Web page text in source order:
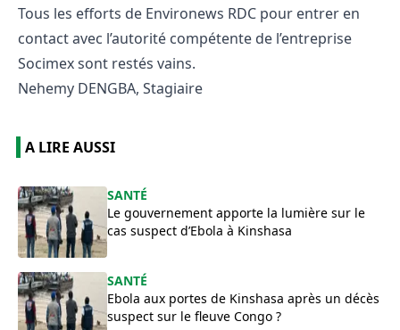
​Tous les efforts de Environews RDC pour entrer en
contact avec l’autorité compétente de l’entreprise
Socimex sont restés vains.
Nehemy DENGBA, Stagiaire
A LIRE AUSSI
SANTÉ
Le gouvernement apporte la lumière sur le
cas suspect d’Ebola à Kinshasa
SANTÉ
Ebola aux portes de Kinshasa après un décès
suspect sur le fleuve Congo ?